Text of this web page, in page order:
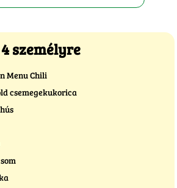
személyre
Menu Chili
csemegekukorica